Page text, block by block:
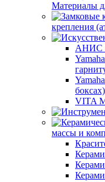
Материалы
крепления
АНИС
боксах)
VITA
массы и